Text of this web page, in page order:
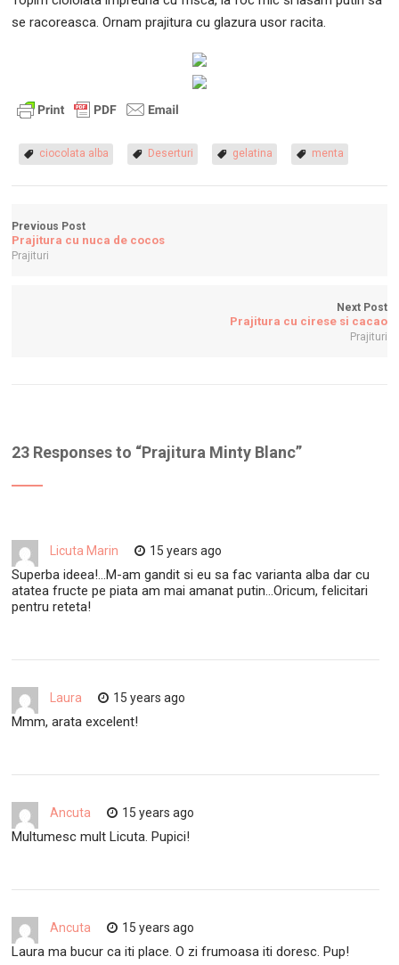
se racoreasca. Ornam prajitura cu glazura usor racita.
ciocolata alba Deserturi gelatina menta
Previous Post
Prajitura cu nuca de cocos
Prajituri
Next Post
Prajitura cu cirese si cacao
Prajituri
23 Responses to “Prajitura Minty Blanc”
Licuta Marin 15 years ago
Superba ideea!…M-am gandit si eu sa fac varianta alba dar cu
atatea fructe pe piata am mai amanat putin…Oricum, felicitari
pentru reteta!
Laura 15 years ago
Mmm, arata excelent!
Ancuta 15 years ago
Multumesc mult Licuta. Pupici!
Ancuta 15 years ago
Laura ma bucur ca iti place. O zi frumoasa iti doresc. Pup!